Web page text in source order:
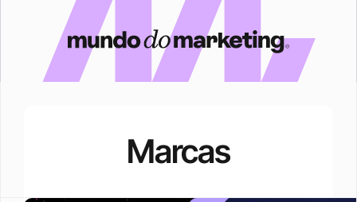
Marcas